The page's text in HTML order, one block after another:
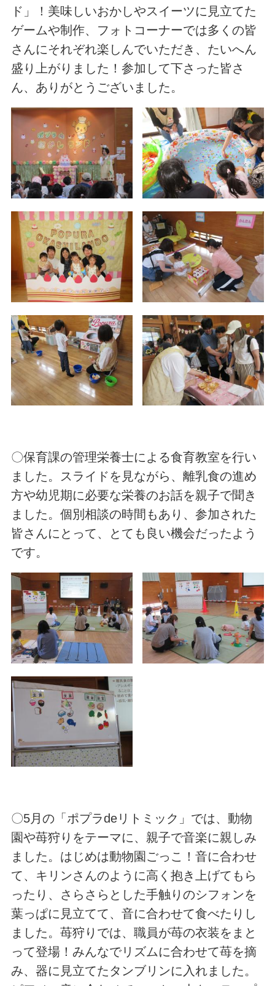
ド」！美味しいおかしやスイーツに見立てた
ゲームや制作、フォトコーナーでは多くの皆
さんにそれぞれ楽しんでいただき、たいへん
盛り上がりました！参加して下さった皆さ
ん、ありがとうございました。
〇保育課の管理栄養士による食育教室を行い
ました。スライドを見ながら、離乳食の進め
方や幼児期に必要な栄養のお話を親子で聞き
ました。個別相談の時間もあり、参加された
皆さんにとって、とても良い機会だったよう
です。
〇5月の「ポプラdeリトミック」では、動物
園や苺狩りをテーマに、親子で音楽に親しみ
ました。はじめは動物園ごっこ！音に合わせ
て、キリンさんのように高く抱き上げてもら
ったり、さらさらとした手触りのシフォンを
葉っぱに見立てて、音に合わせて食べたりし
ました。苺狩りでは、職員が苺の衣装をまと
って登場！みんなでリズムに合わせて苺を摘
み、器に見立てたタンブリンに入れました。